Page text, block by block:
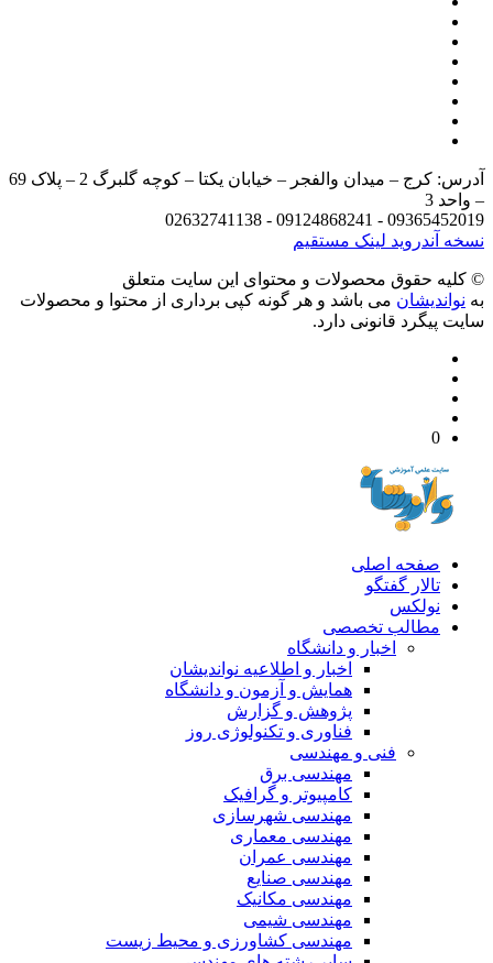
آدرس: کرج – میدان والفجر – خیابان یکتا – کوچه گلبرگ 2 – پلاک 69
3
09365452019 - 09124868241 -
آندرویدلینک مستقیم
حقوق محصولات و محتوای اين سایت متعلق
می باشد و هر گونه کپی برداری از محتوا و محصولات
پیگرد قانونی دارد.
صفحه اصلی
تالار گفتگو
نولکس
مطالب تخصصی
اخبار و دانشگاه
اخبار و اطلاعیه نواندیشان
همایش و آزمون و دانشگاه
پژوهش و گزارش
فناوری و تکنولوژی روز
فنی و مهندسی
مهندسی برق
کامپیوتر و گرافیک
مهندسی شهرسازی
مهندسی معماری
مهندسی عمران
مهندسی صنایع
مهندسی مکانیک
مهندسی شیمی
مهندسی کشاورزی و محیط زیست